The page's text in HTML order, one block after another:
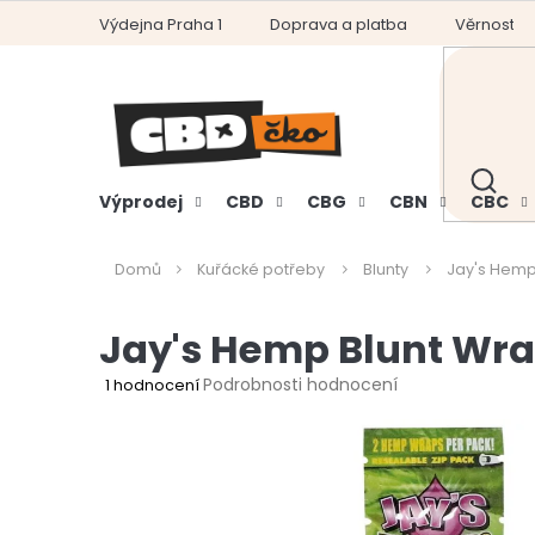
Výdejna Praha 1 Doprava a platba Věrnostní
HLEDAT
Výprodej CBD CBG CBN CBC
Domů Kuřácké potřeby Blunty Jay's
Jay's Hemp Blunt
Průměrné
1 hodnoceníPodrobnosti hodnocení